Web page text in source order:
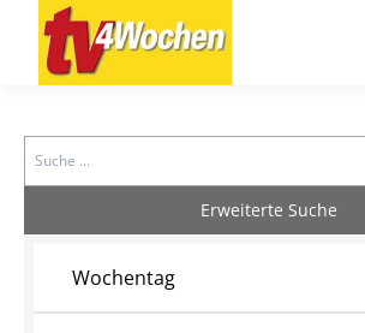
Search
Erweiterte Suche
Wochentag